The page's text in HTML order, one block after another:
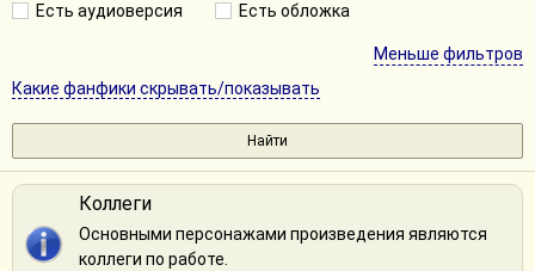
Есть аудиоверсия Есть обложка
Меньше фильтров
Какие фанфики скрывать/показывать
Коллеги
Основными персонажами произведения являются
коллеги по работе.